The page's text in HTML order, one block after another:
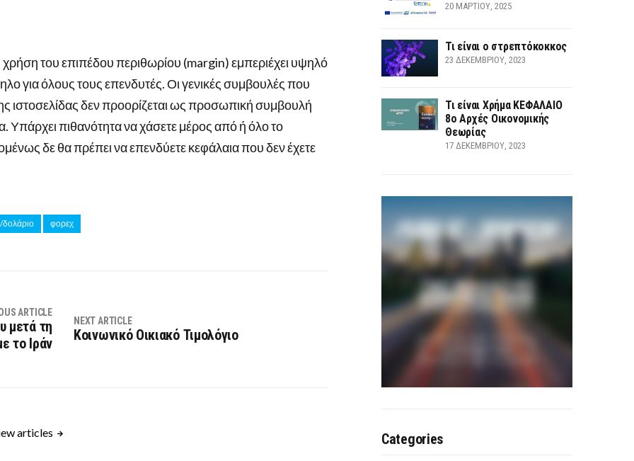
του επιπέδου περιθωρίου (margin) εμπεριέχει υψηλό
για όλους τους επενδυτές. Οι γενικές συμβουλές που
ιστοσελίδας δεν προορίζεται ως προσωπική συμβουλή
Υπάρχει πιθανότητα να χάσετε μέρος από ή όλο το
δε θα πρέπει να επενδύετε κεφάλαια που δεν έχετε
δολάριο φορεχ
ARTICLE
μετά τη
το Ιράν
NEXT ARTICLE
Κοινωνικό Οικιακό Τιμολόγιο
articles
20 ΜΑΡΤΊΟΥ, 2025
Τι είναι ο στρεπτόκοκκος
23 ΔΕΚΕΜΒΡΊΟΥ, 2023
Τι είναι Χρήμα ΚΕΦΑΛΑΙΟ
8ο Αρχές Οικονομικής
Θεωρίας
17 ΔΕΚΕΜΒΡΊΟΥ, 2023
Categories